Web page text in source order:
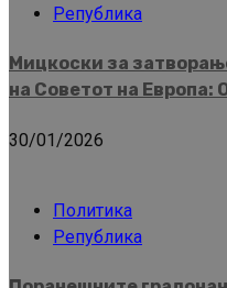
Република
Мицкоски за
на Советот на Европа:
30/01/2026
Политика
Република